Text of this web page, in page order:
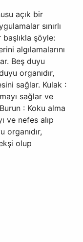
açık bir
sınırlı
başlıkla şöyle:
algılamalarını
Beş duyu
organıdır,
sağlar. Kulak :
sağlar ve
: Koku alma
ve nefes alıp
organıdır,
olup